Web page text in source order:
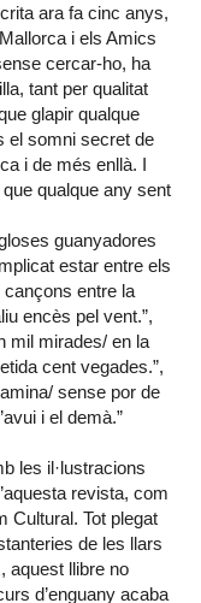
ara fa cinc anys,
i els Amics
cercar-ho, ha
tant per qualitat
glapir qualque
el somni secret de
i de més enllà. I
qualque any sent
guanyadores
estar entre els
cançons entre la
encès pel vent.”,
mil mirades/ en la
cent vegades.”,
sense por de
i el demà.”
les il·lustracions
revista, com
Cultural. Tot plegat
de les llars
aquest llibre no
d’enguany acaba